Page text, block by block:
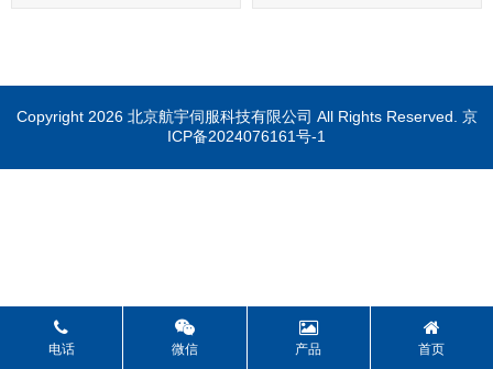
Copyright 2026 北京航宇伺服科技有限公司 All Rights Reserved. 京
ICP备2024076161号-1
电话 微信 产品 首页